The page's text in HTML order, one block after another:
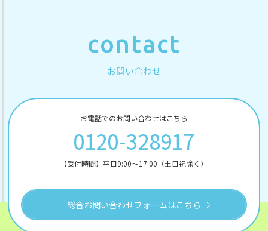
contact
お問い合わせ
お電話でのお問い合わせはこちら
0120-328917
【受付時間】平日9:00～17:00（土日祝除く）
総合お問い合わせフォームはこちら